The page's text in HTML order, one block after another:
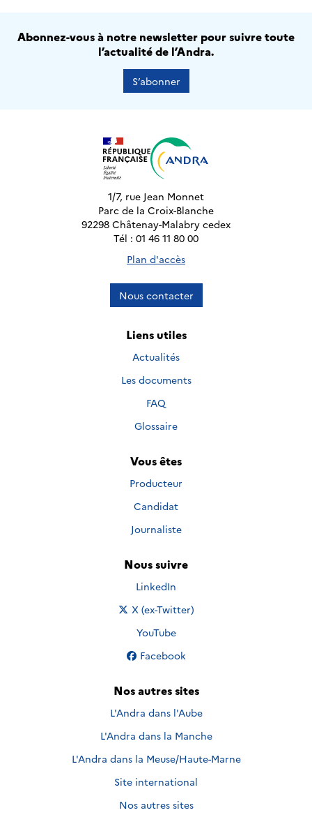
Abonnez-vous à notre newsletter pour suivre toute
l’actualité de l’Andra.
S’abonner
1/7, rue Jean Monnet
Parc de la Croix-Blanche
92298 Châtenay-Malabry cedex
Tél : 01 46 11 80 00
Plan d'accès
Nous contacter
Liens utiles
Actualités
Les documents
FAQ
Glossaire
Vous êtes
Producteur
Candidat
Journaliste
Nous suivre
Nous suivre sur
LinkedIn
Nous suivre sur
X (ex-Twitter)
Nous suivre sur
YouTube
Nous suivre sur
Facebook
Nos autres sites
L'Andra dans l'Aube
L'Andra dans la Manche
L'Andra dans la Meuse/Haute-Marne
Site international
Nos autres sites